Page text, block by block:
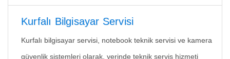
Kurfalı Bilgisayar Servisi
Kurfalı bilgisayar servisi, notebook teknik servisi ve kamera
güvenlik sistemleri olarak, yerinde teknik servis hizmeti